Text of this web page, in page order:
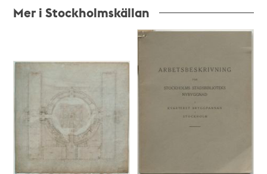
Mer i Stockholmskällan
och
teman